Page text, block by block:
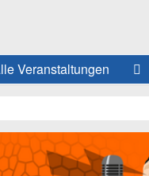
Veranstaltungen